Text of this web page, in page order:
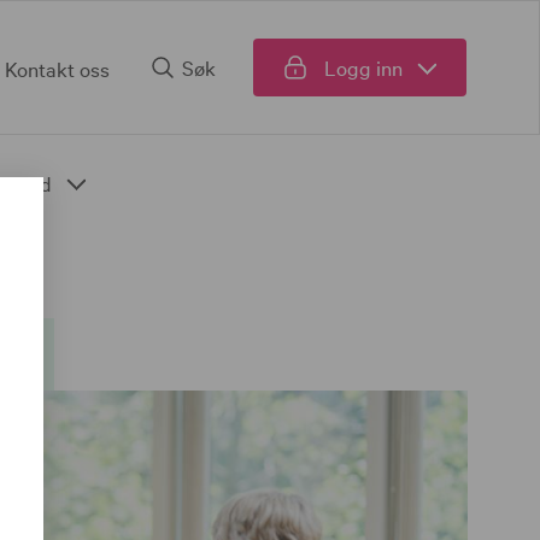
Fond
Kontakt oss Søk Logg inn